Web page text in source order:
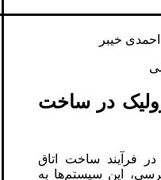
خیبر
در ساخت
فرآیند ساخت اتاق
این سیستم‌ها به